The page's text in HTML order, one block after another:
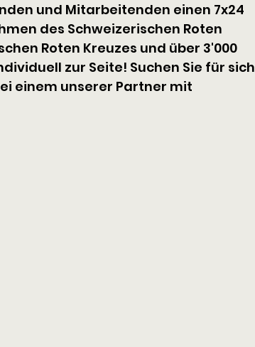
und Mitarbeitenden einen 7x24
des Schweizerischen Roten
Roten Kreuzes und über 3'000
zur Seite! Suchen Sie für sich
einem unserer Partner mit